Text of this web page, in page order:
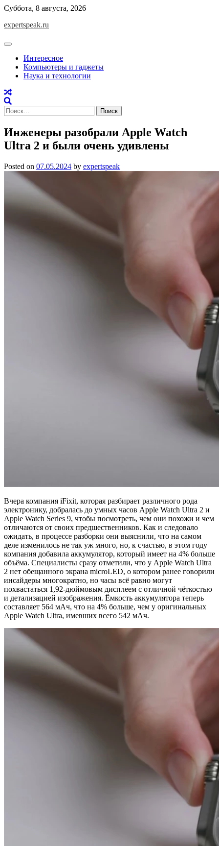
Skip
content
Суббота, 8 августа, 2026
expertspeak.ru
Интересное
Компьютеры и гаджеты
Наука и технологии
Найти:
Инженеры разобрали Apple Watch
Ultra 2 и были очень удивлены
Posted on 07.05.2024 by expertspeak
Вчера компания iFixit, которая разбирает различного рода
электронику, добралась до умных часов Apple Watch Ultra 2 и
Apple Watch Series 9, чтобы посмотреть, чем они похожи и чем
отличаются от своих предшественников. Как и следовало
ожидать, в процессе разборки они выяснили, что на самом
деле изменилось не так уж много, но, к счастью, в этом году
компания добавила аккумулятор, который имеет на 4% больше
объёма. Специалисты сразу отметили, что у Apple Watch Ultra
2 нет обещанного экрана microLED, о котором ранее говорили
инсайдеры многократно, но часы всё равно могут
похвастаться 1,92-дюймовым дисплеем с отличной чёткостью
и детализацией изображения. Ëмкость аккумулятора теперь
составляет 564 мАч, что на 4% больше, чем у оригинальных
Apple Watch Ultra, имевших всего 542 мАч.